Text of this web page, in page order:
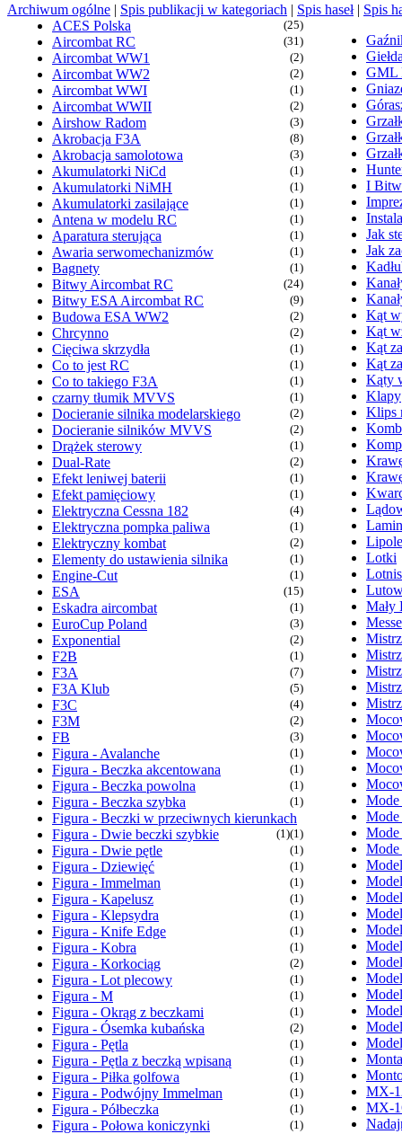
Archiwum ogólne | Spis publikacji w kategoriach | Spis haseł| Spis
ACES Polska
(25)
Aircombat RC (31)
Aircombat WW1 (2)
Aircombat WW2 (2)
Aircombat WWI (1)
Aircombat WWII (2)
Airshow Radom (3)
Akrobacja F3A (8)
Akrobacja samolotowa (3)
Akumulatorki NiCd (1)
Akumulatorki NiMH (1)
Akumulatorki zasilające (1)
Antena w modelu RC (1)
Aparatura sterująca (1)
Awaria serwomechanizmów (1)
Bagnety (1)
Bitwy Aircombat RC (24)
Bitwy ESA Aircombat RC (9)
Budowa ESA WW2 (2)
Chrcynno (2)
Cięciwa skrzydła (1)
Co to jest RC (1)
Co to takiego F3A (1)
czarny tłumik MVVS (1)
Docieranie silnika modelarskiego (2)
Docieranie silników MVVS (2)
Drążek sterowy (1)
Dual-Rate (2)
Efekt leniwej baterii (1)
Efekt pamięciowy (1)
Elektryczna Cessna 182 (4)
Elektryczna pompka paliwa (1)
Elektryczny kombat (2)
Elementy do ustawienia silnika (1)
Engine-Cut (1)
ESA (15)
Eskadra aircombat (1)
EuroCup Poland (3)
Exponential (2)
F2B (1)
F3A (7)
F3A Klub (5)
F3C (4)
F3M (2)
FB (3)
Figura - Avalanche (1)
Figura - Beczka akcentowana (1)
Figura - Beczka powolna (1)
Figura - Beczka szybka (1)
Figura - Beczki w przeciwnych kierunkach
(1)
Figura - Dwie beczki szybkie (1)
Figura - Dwie pętle (1)
Figura - Dziewięć (1)
Figura - Immelman (1)
Figura - Kapelusz (1)
Figura - Klepsydra (1)
Figura - Knife Edge (1)
Figura - Kobra (1)
Figura - Korkociąg (2)
Figura - Lot plecowy (1)
Figura - M (1)
Figura - Okrąg z beczkami (1)
Figura - Ósemka kubańska (2)
Figura - Pętla (1)
Figura - Pętla z beczką wpisaną (1)
Figura - Piłka golfowa (1)
Figura - Podwójny Immelman (1)
Figura - Półbeczka (1)
Figura - Połowa koniczynki (1)
GML
I
Jak
Jak
Kąt
Kąt
Kąt
Kąt
Kąty
Klapy
Klips
Lipole
Lotki
Mały
Mode
Mode
Mode
Mode
MX-
MX-